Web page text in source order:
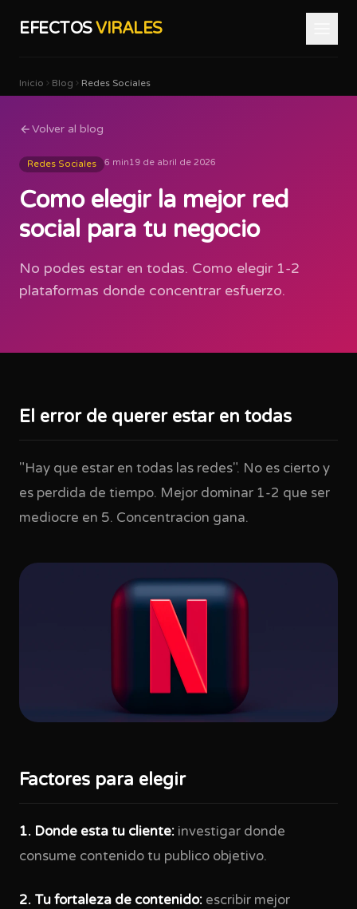
EFECTOSVIRALES
Inicio Blog Redes Sociales
Volver al blog
Redes Sociales 6 min19 de abril de 2026
Como elegir la mejor red
social para tu negocio
No podes estar en todas. Como elegir 1-2
plataformas donde concentrar esfuerzo.
El error de querer estar en todas
"Hay que estar en todas las redes". No es cierto y
es perdida de tiempo. Mejor dominar 1-2 que ser
mediocre en 5. Concentracion gana.
Factores para elegir
1. Donde esta tu cliente: investigar donde
consume contenido tu publico objetivo.
2. Tu fortaleza de contenido: escribir mejor